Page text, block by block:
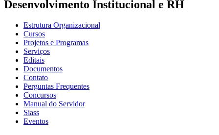
Desenvolvimento Institucional e RH
Estrutura Organizacional
Cursos
Projetos e Programas
Serviços
Editais
Documentos
Contato
Perguntas Frequentes
Concursos
Manual do Servidor
Siass
Eventos